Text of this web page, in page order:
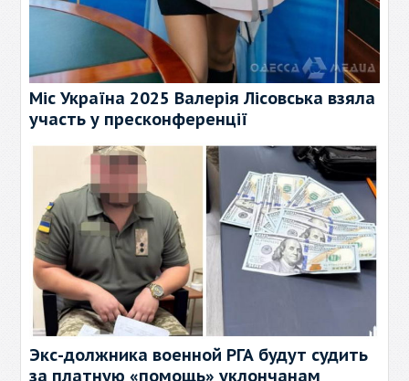
Міс Україна 2025 Валерія Лісовська взяла
участь у пресконференції
Экс-должника военной РГА будут судить
за платную «помощь» уклончанам